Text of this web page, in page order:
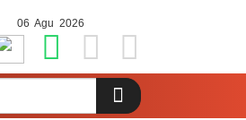
06 Agu 2026